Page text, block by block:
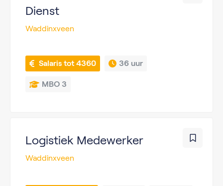
Dienst
Waddinxveen
Salaris tot 4360 36 uur
MBO 3
Logistiek Medewerker
Waddinxveen